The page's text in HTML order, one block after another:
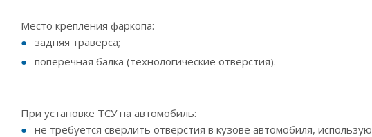
Место крепления фаркопа:
задняя траверса;
поперечная балка (технологические отверстия).
При установке ТСУ на автомобиль:
не требуется сверлить отверстия в кузове автомобиля,